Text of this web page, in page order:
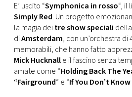
E’ uscito “Symphonica in rosso“, il
Simply Red. Un progetto
la magia deitre show speciali
diAmsterdam, con un’orchestra
memorabili, che hanno fatto
Mick Hucknalle il fascino senza
amate come “Holding Back The
“Fairground” e “If You Don’t